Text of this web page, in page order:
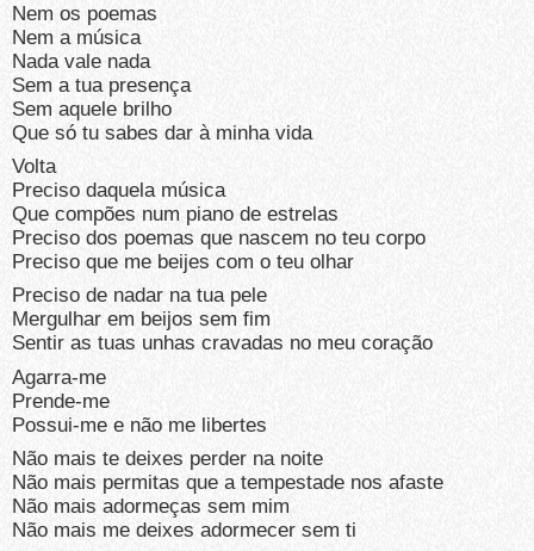
Nem os poemas
Nem a música
Nada vale nada
Sem a tua presença
Sem aquele brilho
Que só tu sabes dar à minha vida
Volta
Preciso daquela música
Que compões num piano de estrelas
Preciso dos poemas que nascem no teu corpo
Preciso que me beijes com o teu olhar
Preciso de nadar na tua pele
Mergulhar em beijos sem fim
Sentir as tuas unhas cravadas no meu coração
Agarra-me
Prende-me
Possui-me e não me libertes
Não mais te deixes perder na noite
Não mais permitas que a tempestade nos afaste
Não mais adormeças sem mim
Não mais me deixes adormecer sem ti